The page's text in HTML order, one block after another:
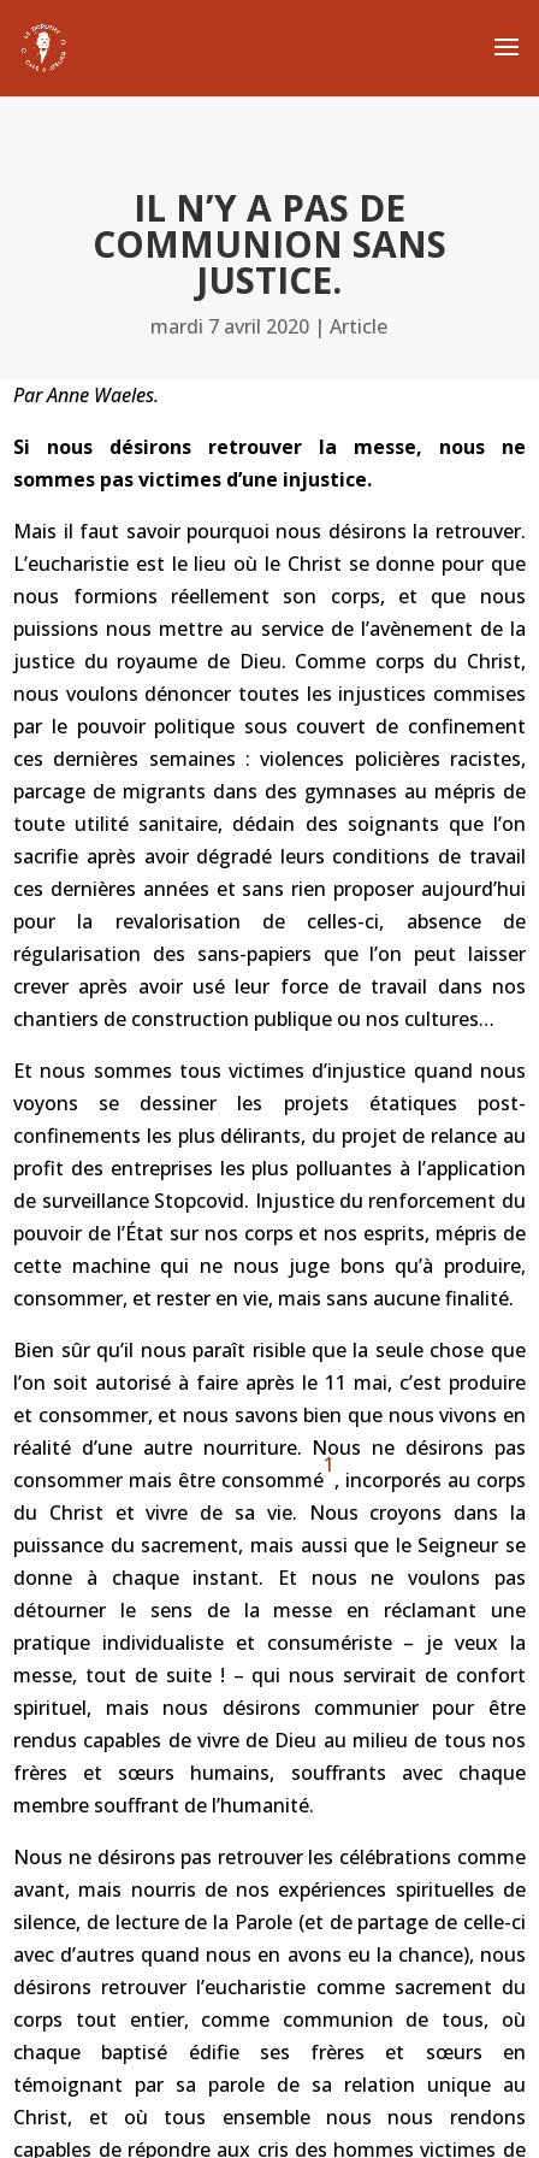
IL N’Y A PAS DE
COMMUNION SANS
JUSTICE.
mardi 7 avril 2020 |Article
Par Anne Waeles.
Si nous désirons retrouver la messe, nous ne
sommes pas victimes d’une injustice.
Mais il faut savoir pourquoi nous désirons la retrouver.
L’eucharistie est le lieu où le Christ se donne pour que
nous formions réellement son corps, et que nous
puissions nous mettre au service de l’avènement de la
justice du royaume de Dieu. Comme corps du Christ,
nous voulons dénoncer toutes les injustices commises
par le pouvoir politique sous couvert de confinement
ces dernières semaines : violences policières racistes,
parcage de migrants dans des gymnases au mépris de
toute utilité sanitaire, dédain des soignants que l’on
sacrifie après avoir dégradé leurs conditions de travail
ces dernières années et sans rien proposer aujourd’hui
pour la revalorisation de celles-ci, absence de
régularisation des sans-papiers que l’on peut laisser
crever après avoir usé leur force de travail dans nos
chantiers de construction publique ou nos cultures…
Et nous sommes tous victimes d’injustice quand nous
voyons se dessiner les projets étatiques post-
confinements les plus délirants, du projet de relance au
profit des entreprises les plus polluantes à l’application
de surveillance Stopcovid. Injustice du renforcement du
pouvoir de l’État sur nos corps et nos esprits, mépris de
cette machine qui ne nous juge bons qu’à produire,
consommer, et rester en vie, mais sans aucune finalité.
Bien sûr qu’il nous paraît risible que la seule chose que
l’on soit autorisé à faire après le 11 mai, c’est produire
et consommer, et nous savons bien que nous vivons en
réalité d’une autre nourriture. Nous ne désirons pas
consommer mais être consommé
1
, incorporés au corps
du Christ et vivre de sa vie. Nous croyons dans la
puissance du sacrement, mais aussi que le Seigneur se
donne à chaque instant. Et nous ne voulons pas
détourner le sens de la messe en réclamant une
pratique individualiste et consumériste – je veux la
messe, tout de suite ! – qui nous servirait de confort
spirituel, mais nous désirons communier pour être
rendus capables de vivre de Dieu au milieu de tous nos
frères et sœurs humains, souffrants avec chaque
membre souffrant de l’humanité.
Nous ne désirons pas retrouver les célébrations comme
avant, mais nourris de nos expériences spirituelles de
silence, de lecture de la Parole (et de partage de celle-ci
avec d’autres quand nous en avons eu la chance), nous
désirons retrouver l’eucharistie comme sacrement du
corps tout entier, comme communion de tous, où
chaque baptisé édifie ses frères et sœurs en
témoignant par sa parole de sa relation unique au
Christ, et où tous ensemble nous nous rendons
capables de répondre aux cris des hommes victimes de